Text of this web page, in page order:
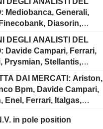
Wizz Air...
Mediobanca, Generali,
Diasorin,
Pandora, Nokia,
DEGLI ANALISTI DEL
Davide Campari, Ferrari,
Prysmian, Stellantis,
DAI MERCATI: Ariston,
Bpm, Davide Campari,
Enel, Ferrari, Italgas,
Uber...
in pole position